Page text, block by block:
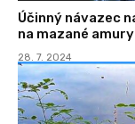
Účinný návazec
na mazané amury
28. 7. 2024